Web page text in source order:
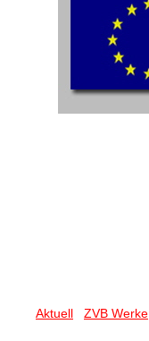
Aktuell ZVB Werke